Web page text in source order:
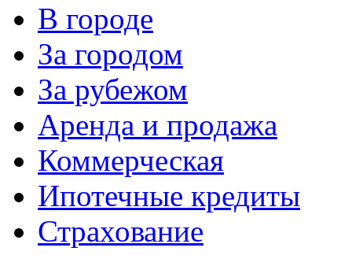
В городе
За городом
За рубежом
Аренда и продажа
Коммерческая
Ипотечные кредиты
Страхование